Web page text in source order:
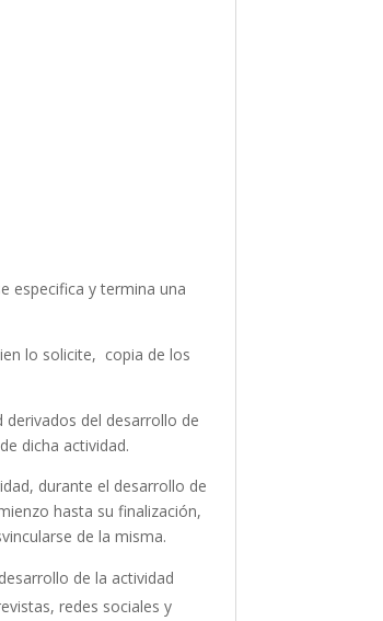
y termina una
lo solicite, copia de los
derivados del desarrollo de
dicha actividad.
durante el desarrollo de
hasta su finalización,
de la misma.
de la actividad
redes sociales y